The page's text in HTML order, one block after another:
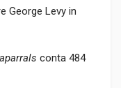
George Levy in
conta 484